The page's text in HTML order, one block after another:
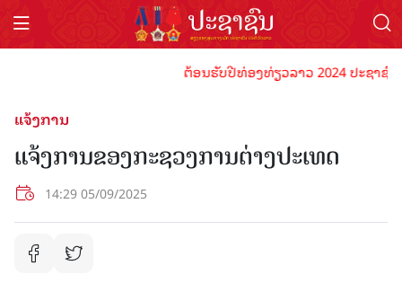
ຕ້ອນຮັບປີທ່ອງທ່ຽວລາວ 2024 ປະຊາຊົ
ແຈ້ງການ
ແຈ້ງການຂອງກະຊວງການຕ່າງປະເທດ
14:29 05/09/2025